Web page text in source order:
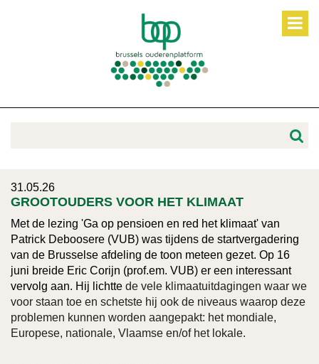
31.05.26
GROOTOUDERS VOOR HET KLIMAAT
Met de lezing 'Ga op pensioen en red het klimaat' van
Patrick Deboosere (VUB) was tijdens de startvergadering
van de Brusselse afdeling de toon meteen gezet. Op 16
juni breide Eric Corijn (prof.em. VUB) er een interessant
vervolg aan. Hij lichtte de vele klimaatuitdagingen waar we
voor staan toe en schetste hij ook de niveaus waarop deze
problemen kunnen worden aangepakt: het mondiale,
Europese, nationale, Vlaamse en/of het lokale.